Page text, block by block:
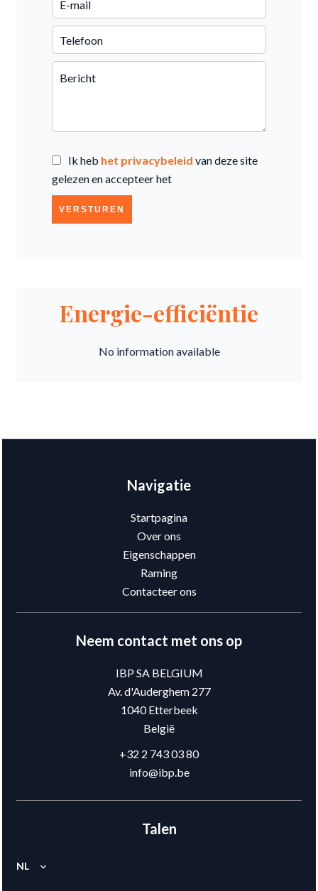
Ik heb het privacybeleid van deze site
gelezen en accepteer het
VERSTUREN
Energie-efficiëntie
No information available
Navigatie
Startpagina
Over ons
Eigenschappen
Raming
Contacteer ons
Neem contact met ons op
IBP SA BELGIUM
Av. d'Auderghem 277
1040Etterbeek
België
+32 2 743 03 80
info@ibp.be
Talen
NL